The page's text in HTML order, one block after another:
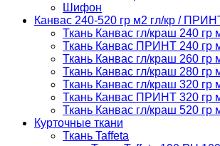
Шифон
Канвас 240-520 гр м2 гл/кр /
Ткань Канвас гл/краш 240 гр
Ткань Канвас ПРИНТ 240 гр
Ткань Канвас гл/краш 260 гр
Ткань Канвас гл/краш 280 гр
Ткань Канвас гл/краш 320 гр
Ткань Канвас ПРИНТ 320 гр
Ткань Канвас гл/краш 520 гр
Курточные ткани
Ткань Taffeta